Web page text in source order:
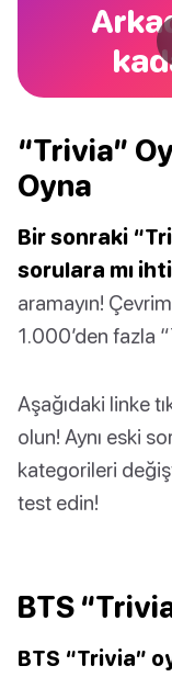
“Trivia”
Oyna
Bir sonraki
sorulara mı
aramayın!
1.000’den fazla
Aşağıdaki linke
olun! Aynı eski
kategorileri
test edin!
BTS
BTS “Trivia”